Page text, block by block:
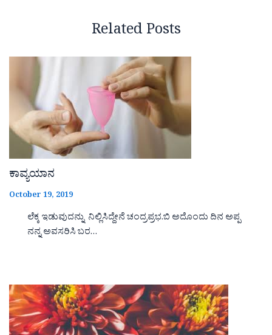
Related Posts
ಕಾವ್ಯಯಾನ
October 19, 2019
ಲೆಕ್ಕ ಇಡುವುದನ್ನು ನಿಲ್ಲಿಸಿದ್ದೇನೆ ಚಂದ್ರಪ್ರಭ.ಬಿ ಅದೊಂದು ದಿನ ಅಪ್ಪ
ನನ್ನ ಅವಸರಿಸಿ ಬರ…